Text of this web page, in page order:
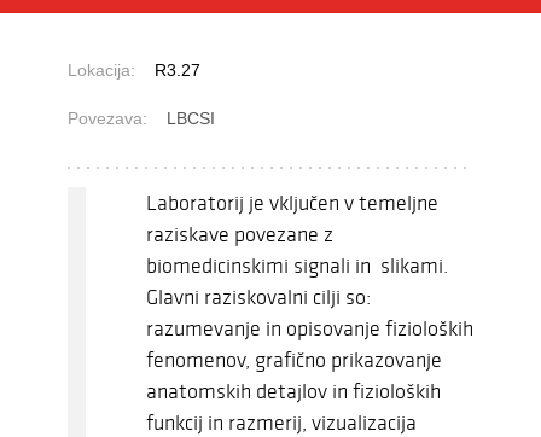
Lokacija: R3.27
Povezava: LBCSI
Laboratorij je vključen v temeljne
raziskave povezane z
biomedicinskimi signali in slikami.
Glavni raziskovalni cilji so:
razumevanje in opisovanje fizioloških
fenomenov, grafično prikazovanje
anatomskih detajlov in fizioloških
funkcij in razmerij, vizualizacija